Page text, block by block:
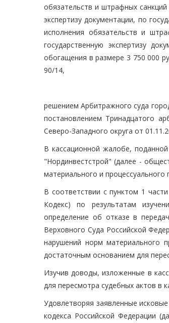
обязательств и штрафных
экспертизу документации, по
исполнения обязательств и
государственную экспертизу
обогащения в размере 3 750 000
90/14,
решением Арбитражного суда
постановлением Тринадцатого
Северо-Западного округа от
В кассационной жалобе,
"Нординвестстрой" (далее -
материального и процессуального
В соответствии с пунктом 1
Кодекс) по результатам
определение об отказе в
Верховного Суда Российской
нарушений норм материального
достаточным основанием для
Изучив доводы, изложенные в
для пересмотра судебных актов в
Удовлетворяя заявленные
кодекса Российской Федерации